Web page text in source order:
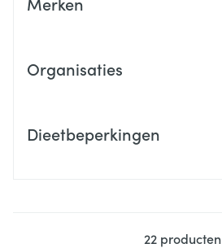
Organisaties
Dieetbeperkingen
22producten